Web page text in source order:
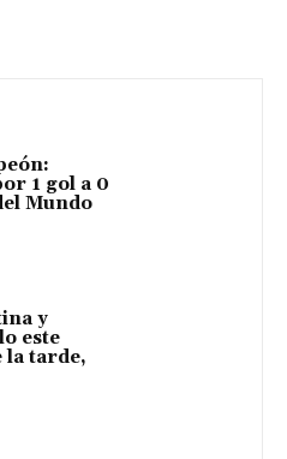
1 gol a 0
Mundo
y
este
la tarde,